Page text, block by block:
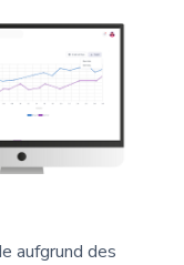
aufgrund des